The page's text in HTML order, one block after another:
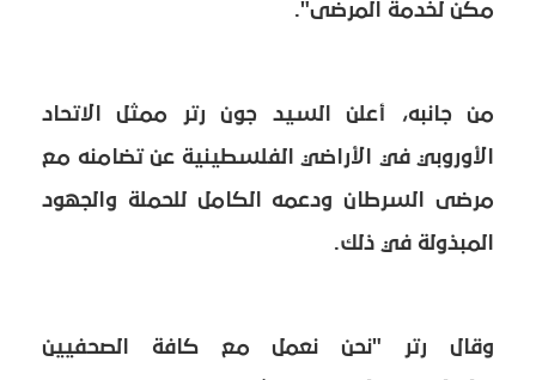
مكن لخدمة المرضى".
من جانبه، أعلن السيد جون رتر ممثل الاتحاد
الأوروبي في الأراضي الفلسطينية عن تضامنه مع
مرضى السرطان ودعمه الكامل للحملة والجهود
المبذولة في ذلك.
وقال رتر "نحن نعمل مع كافة الصحفيين